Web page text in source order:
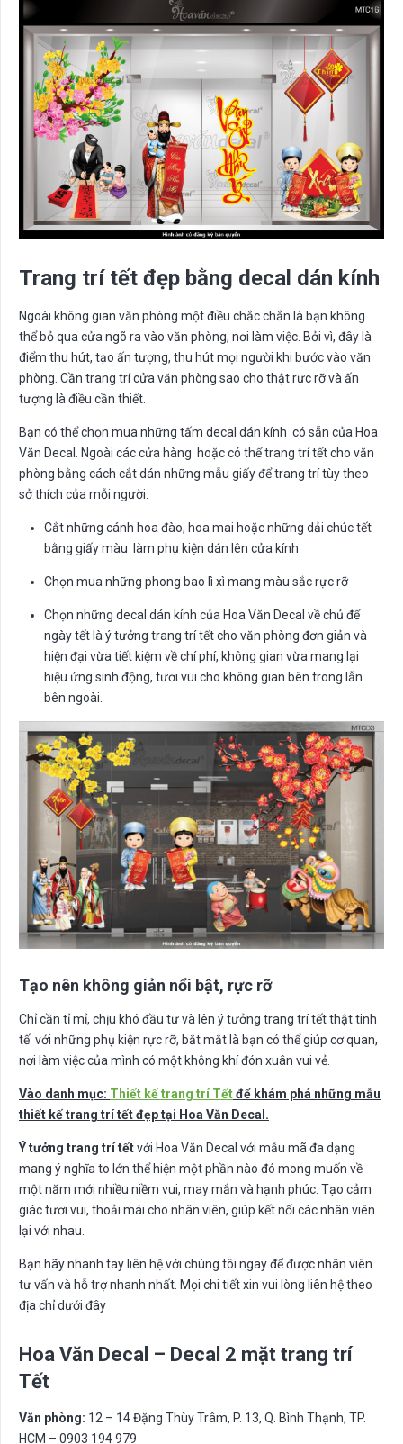
Trang trí tết đẹp bằng decal dán kính
Ngoài không gian văn phòng một điều chắc chắn là bạn không
thể bỏ qua cửa ngõ ra vào văn phòng, nơi làm việc. Bởi vì, đây là
điểm thu hút, tạo ấn tượng, thu hút mọi người khi bước vào văn
phòng. Cần trang trí cửa văn phòng sao cho thật rực rỡ và ấn
tượng là điều cần thiết.
Bạn có thể chọn mua những tấm decal dán kính có sẵn của Hoa
Văn Decal. Ngoài các cửa hàng hoặc có thể trang trí tết cho văn
phòng bằng cách cắt dán những mẫu giấy để trang trí tùy theo
sở thích của mỗi người:
Cắt những cánh hoa đào, hoa mai hoặc những dải chúc tết
bằng giấy màu làm phụ kiện dán lên cửa kính
Chọn mua những phong bao lì xì mang màu sắc rực rỡ
Chọn những decal dán kính của Hoa Văn Decal về chủ để
ngày tết là ý tưởng trang trí tết cho văn phòng đơn giản và
hiện đại vừa tiết kiệm về chí phí, không gian vừa mang lại
hiệu ứng sinh động, tươi vui cho không gian bên trong lẫn
bên ngoài.
Tạo nên không giản nổi bật, rực rỡ
Chỉ cần tỉ mỉ, chịu khó đầu tư và lên ý tưởng trang trí tết thật tinh
tế với những phụ kiện rực rỡ, bắt mắt là bạn có thể giúp cơ quan,
nơi làm việc của mình có một không khí đón xuân vui vẻ.
Vào danh mục: Thiết kế trang trí Tếtđể khám phá những mẫu
thiết kế trang trí tết đẹp tại Hoa Văn Decal.
Ý tưởng trang trí tếtvới Hoa Văn Decal với mẫu mã đa dạng
mang ý nghĩa to lớn thể hiện một phần nào đó mong muốn về
một năm mới nhiều niềm vui, may mắn và hạnh phúc. Tạo cảm
giác tươi vui, thoải mái cho nhân viên, giúp kết nối các nhân viên
lại với nhau.
Bạn hãy nhanh tay liên hệ với chúng tôi ngay để được nhân viên
tư vấn và hỗ trợ nhanh nhất. Mọi chi tiết xin vui lòng liên hệ theo
địa chỉ dưới đây
Hoa Văn Decal – Decal 2 mặt trang trí
Tết
Văn phòng: 12 – 14 Đặng Thùy Trâm, P. 13, Q. Bình Thạnh, TP.
HCM – 0903 194 979